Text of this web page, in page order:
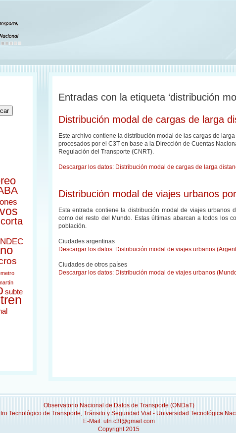
corta
subte
tren
Entradas con la etiqueta ‘distribución
Distribución modal de cargas de larga
Este archivo contiene la distribución modal de las cargas de
procesados por el C3T en base a la Dirección de Cuentas
Regulación del Transporte (CNRT).
Descargar los datos: Distribución modal de cargas de larga
Distribución modal de viajes urbanos
Esta entrada contiene la distribución modal de viajes urbanos
como del resto del Mundo. Estas últimas abarcan a todos los
población.
Ciudades argentinas
Descargar los datos: Distribución modal de viajes urbanos
Ciudades de otros países
Descargar los datos: Distribución modal de viajes urbanos
Observatorio Nacional de Datos de Transporte (ONDaT)
Tecnológico de Transporte, Tránsito y Seguridad Vial - Universidad Tecnológica
E-Mail: utn.c3t@gmail.com
Copyright 2015